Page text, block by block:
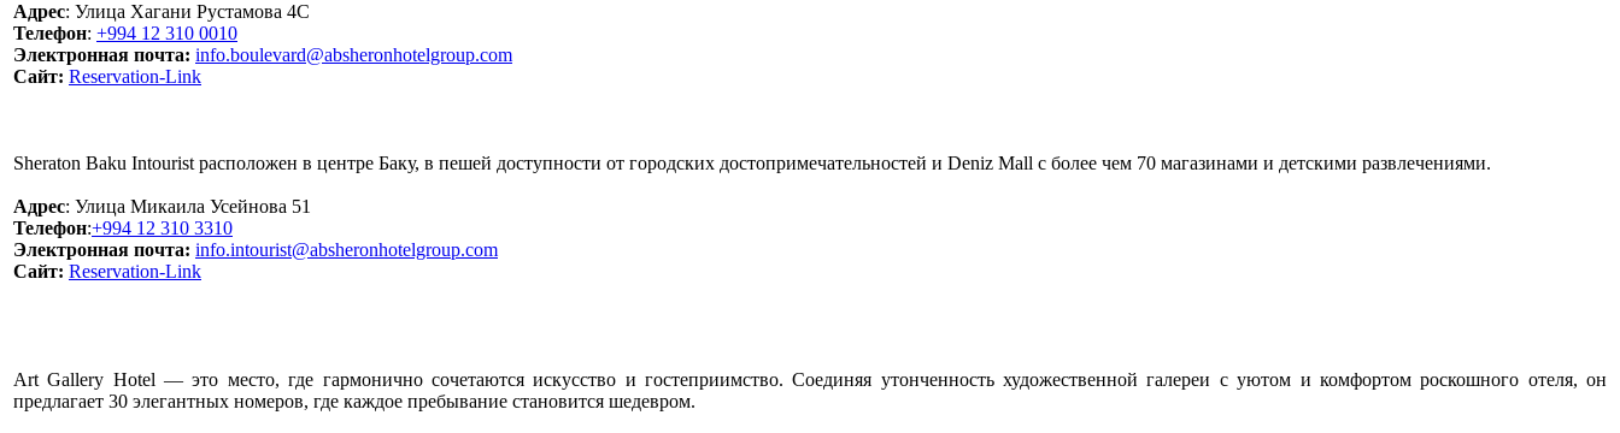
Адрес: Улица Хагани Рустамова 4C
Телефон: +994 12 310 0010
Электронная почта: info.boulevard@absheronhotelgroup.com
Сайт: Reservation-Link
Sheraton Baku Intourist расположен в центре Баку, в пешей доступности от городских достопримечательностей и Deniz Mall с более чем 70 магазинами и детскими развлечениями.
Адрес: Улица Микаила Усейнова 51
Телефон:+994 12 310 3310
Электронная почта: info.intourist@absheronhotelgroup.com
Сайт: Reservation-Link
Art Gallery Hotel — это место, где гармонично сочетаются искусство и гостеприимство. Соединяя утонченность художественной галереи с уютом и комфортом роскошного отеля, он
предлагает 30 элегантных номеров, где каждое пребывание становится шедевром.